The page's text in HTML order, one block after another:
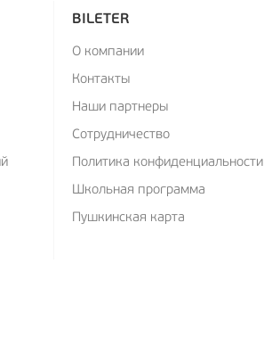
BILETER
О компании
Контакты
Наши партнеры
Сотрудничество
Политика конфиденциальности
Школьная программа
Пушкинская карта